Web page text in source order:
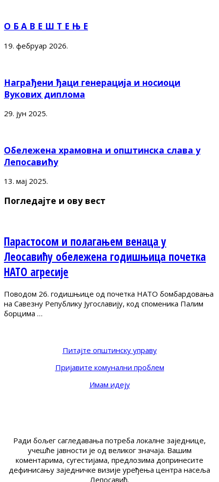
О Б А В Е Ш Т Е Њ Е
19. фебруар 2026.
Награђени ђаци генерација и носиоци
Вукових диплома
29. јун 2025.
Обележена храмовна и општинска слава у
Лепосавићу
13. мај 2025.
Погледајте и ову вест
Парастосом и полагањем венаца у
Леосавићу обележена годишњица почетка
НАТО агресије
Поводом 26. годишњице од почетка НАТО бомбардовања
на Савезну Републику Југославију, код споменика Палим
борцима …
Питајте општинску управу
Пријавите комунални проблем
Имам идеју
Ради бољег сагледавања потреба локалне заједнице,
учешће јавности је од великог значаја. Вашим
коментарима, сугестијама, предлозима допринесите
дефинисању заједничке визије уређења центра насеља
Лепосавић.